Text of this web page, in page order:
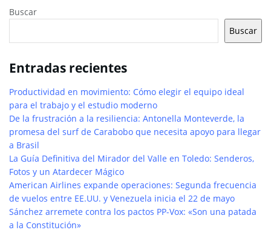
Buscar
Buscar
Entradas recientes
Productividad en movimiento: Cómo elegir el equipo ideal
para el trabajo y el estudio moderno
De la frustración a la resiliencia: Antonella Monteverde, la
promesa del surf de Carabobo que necesita apoyo para llegar
a Brasil
La Guía Definitiva del Mirador del Valle en Toledo: Senderos,
Fotos y un Atardecer Mágico
American Airlines expande operaciones: Segunda frecuencia
de vuelos entre EE.UU. y Venezuela inicia el 22 de mayo
Sánchez arremete contra los pactos PP-Vox: «Son una patada
a la Constitución»